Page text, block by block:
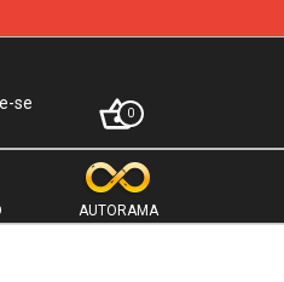
se
0
AUTORAMA